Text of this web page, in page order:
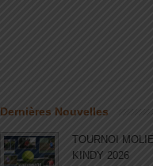
Dernières Nouvelles
TOURNOI
KINDY 2026